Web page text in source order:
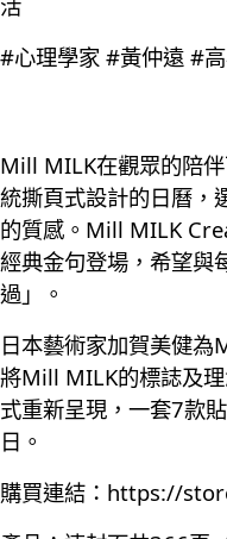
#心理學家 #黃仲遠 #
Mill MILK在觀眾的陪
統撕頁式設計的日曆，
的質感。Mill MILK
經典金句登場，希望與
過」。
日本藝術家加賀美健
將Mill MILK的標誌及
式重新呈現，一套7款
日。
購買連結： https://